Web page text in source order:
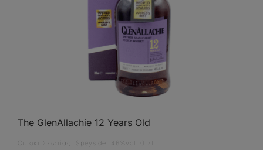
The GlenAllachie 12 Years Old
Ουίσκι Σκωτίας, Speyside 46%vol 0,7L